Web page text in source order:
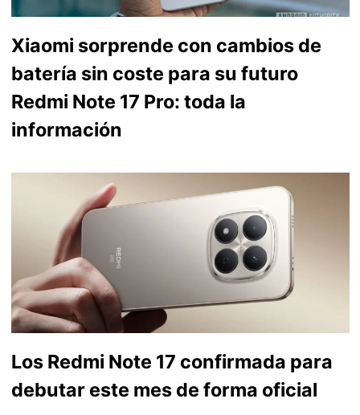
Xiaomi sorprende con cambios de
batería sin coste para su futuro
Redmi Note 17 Pro: toda la
información
Los Redmi Note 17 confirmada para
debutar este mes de forma oficial